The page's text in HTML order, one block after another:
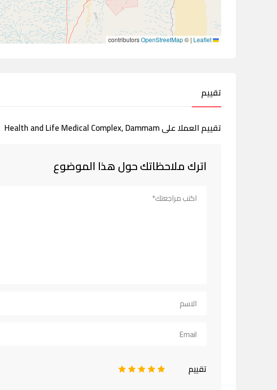
|
©
OpenStreetMap
تقييم
تقييم العملا على Health and Life Medical Complex, Dammam
اترك ملاحظاتك حول هذا الموضوع
تقييم 5
4
3
2